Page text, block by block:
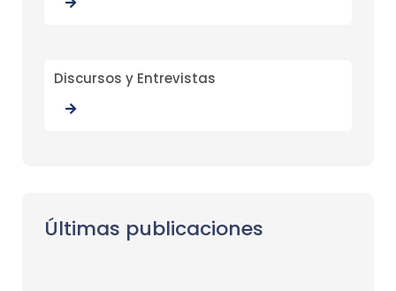
Discursos y Entrevistas
Últimas publicaciones